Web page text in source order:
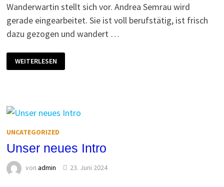
Wanderwartin stellt sich vor. Andrea Semrau wird
gerade eingearbeitet. Sie ist voll berufstätig, ist frisch
dazu gezogen und wandert …
VERSTÄRKUNG
FÜR
DEN
WEITERLESEN
UNCATEGORIZED
Unser neues Intro
von admin 23. Juni 2024